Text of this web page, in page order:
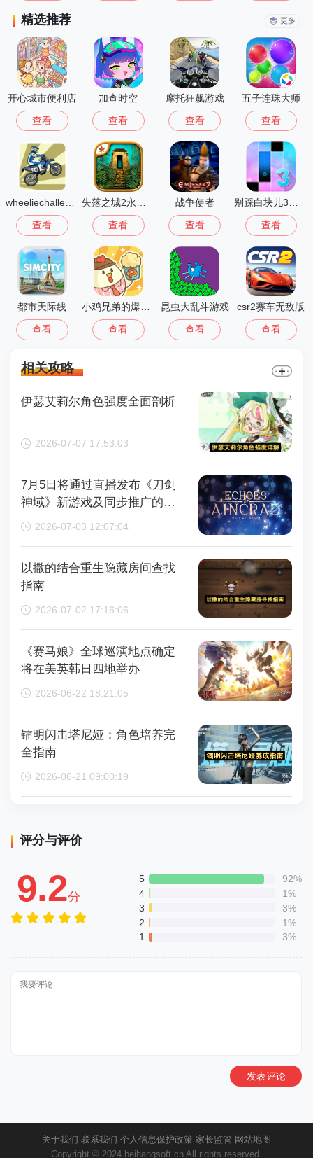
精选推荐 更多
开心城市便利店
查看
加查时空
查看
摩托狂飙游戏
查看
五子连珠大师
查看
查看 查看
战争使者
查看 查看
都市天际线
查看
小鸡兄弟的爆米花店铺免广告
查看
昆虫大乱斗游戏
查看
csr2赛车无敌版
查看
相关攻略
伊瑟艾莉尔角色强度全面剖析
2026-07-07 17:53:03
7月5日将通过直播发布《刀剑
神域》新游戏及同步推广的动
画内容，整场直播时长为110分
2026-07-03 12:07:04
以撒的结合重生隐藏房间查找
指南
2026-07-02 17:16:06
《赛马娘》全球巡演地点确定
将在美英韩日四地举办
2026-06-22 18:21:05
镭明闪击塔尼娅：角色培养完
全指南
2026-06-21 09:00:19
评分与评价
9.2分
5
92%
4
1%
3
3%
2
1%
1
3%
发表评论
关于我们 联系我们 个人信息保护政策 家长监管 网站地图
Copyright © 2024 beihangsoft.cn All rights reserved.